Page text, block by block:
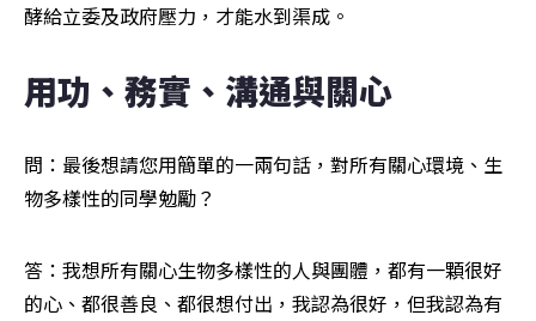
酵給立委及政府壓力，才能水到渠成。
用功、務實、溝通與關心
問：最後想請您用簡單的一兩句話，對所有關心環境、生
物多樣性的同學勉勵？
答：我想所有關心生物多樣性的人與團體，都有一顆很好
的心、都很善良、都很想付出，我認為很好，但我認為有